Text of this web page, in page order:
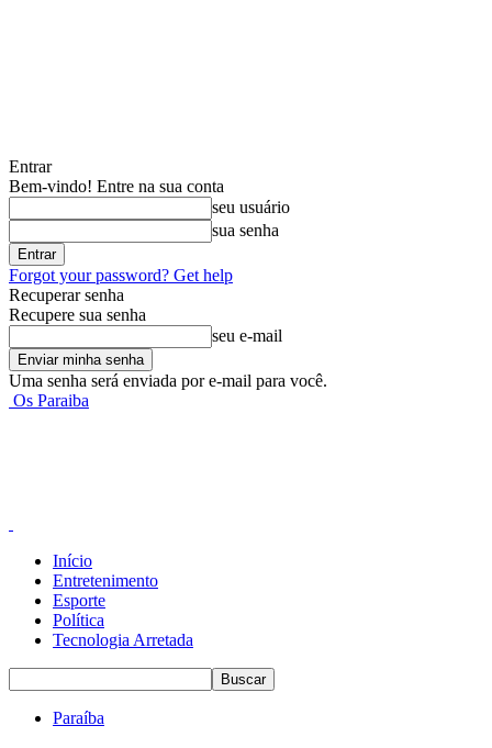
Entrar
Bem-vindo! Entre na sua conta
seu usuário
sua senha
Forgot your password? Get help
Recuperar senha
Recupere sua senha
seu e-mail
Uma senha será enviada por e-mail para você.
Os Paraiba
Início
Entretenimento
Esporte
Política
Tecnologia Arretada
Paraíba